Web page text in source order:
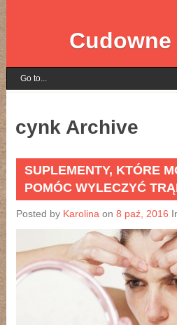
Cudowne
cynk Archive
SUPLEMENTY, KTÓRE
POMÓC WYLECZYĆ
Posted by Karolina on 8 paź, 2016